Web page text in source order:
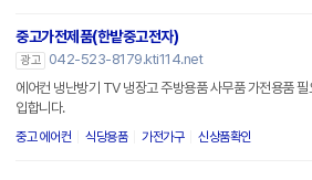
중고가전제품(한밭중고전자)
광고
042-523-8179.kti114.net
에어컨 냉난방기 TV 냉장고 주방용품 사무품 가전용품 필
입합니다.
중고 에어컨 식당용품 가전가구 신상품확인